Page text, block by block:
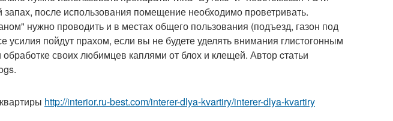
после использования помещение необходимо проветривать.
нужно проводить и в местах общего пользования (подъезд, газон под
усилия пойдут прахом, если вы не будете уделять внимания глистогонным
своих любимцев каплями от блох и клещей. Автор cтатьи
http://interior.ru-best.com/interer-dlya-kvartiry/interer-dlya-kvartiry